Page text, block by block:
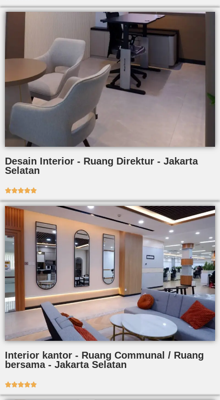
Desain Interior - Ruang Direktur - Jakarta
Selatan

Interior kantor - Ruang Communal / Ruang
bersama - Jakarta Selatan
